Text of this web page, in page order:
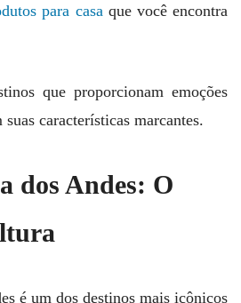
para casa que você encontra
que proporcionam emoções
características marcantes.
dos Andes: O
é um dos destinos mais icônicos